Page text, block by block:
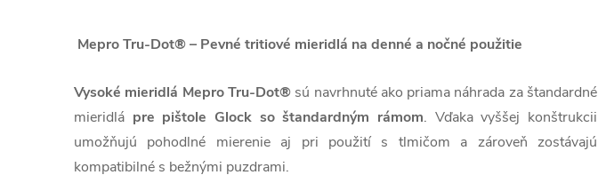
Mepro Tru-Dot® – Pevné tritiové mieridlá na denné a nočné použitie
Vysoké mieridlá Mepro Tru-Dot®sú navrhnuté ako priama náhrada za štandardné
mieridlá pre pištole Glock so štandardným rámom. Vďaka vyššej konštrukcii
umožňujú pohodlné mierenie aj pri použití s tlmičom a zároveň zostávajú
kompatibilné s bežnými puzdrami.